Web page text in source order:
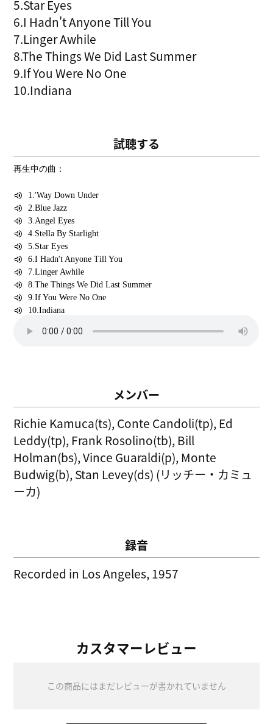
5.Star Eyes
6.I Hadn't Anyone Till You
7.Linger Awhile
8.The Things We Did Last Summer
9.If You Were No One
10.Indiana
試聴する
メンバー
Richie Kamuca(ts), Conte Candoli(tp), Ed
Leddy(tp), Frank Rosolino(tb), Bill
Holman(bs), Vince Guaraldi(p), Monte
Budwig(b), Stan Levey(ds) (リッチー・カミュ
ーカ)
録音
Recorded in Los Angeles, 1957
カスタマーレビュー
この商品にはまだレビューが書かれていません